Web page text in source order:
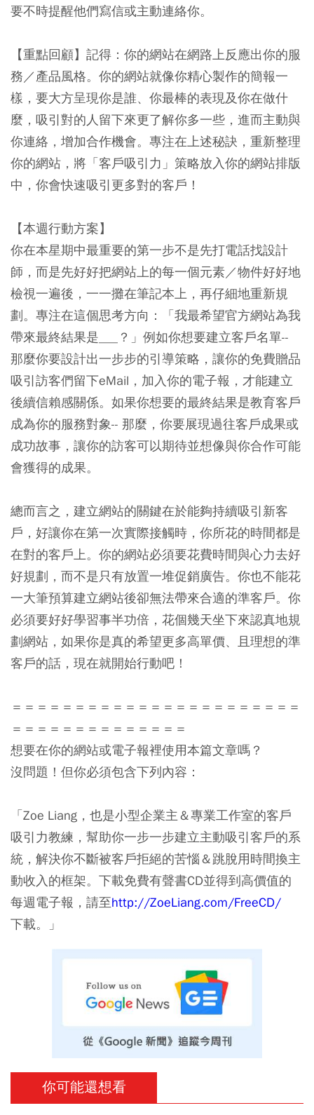
要不時提醒他們寫信或主動連絡你。
【重點回顧】 記得：你的網站在網路上反應出你的服
務／產品風格。你的網站就像你精心製作的簡報一
樣 ， 要大方呈現你是誰、你最棒的表現及你在做什
麼，吸引對的人留下來更了解你多一些，進而主動與
你連絡，增加合作機會。 專注在上述秘訣，重新整理
你的網站，將「客戶吸引力」策略放入你的網站排版
中，你會快速吸引更多對的客戶！
【本週行動方案】
你在本星期中最重要的第一步不是先打電話找設計
師，而是先好好把網站上的每一個元素／物件好好地
檢視一遍後，一一攤在筆記本上，再仔細地重新規
劃。 專注在這個思考方向：「我最希望官方網站為我
帶來最終結果是___？」例如你想要建立客戶名單--
那麼你要設計出一步步的引導策略，讓你的免費贈品
吸引訪客們留下eMail，加入你的電子報，才能建立
後續信賴感關係。如果你想要的最終結果是教育客戶
成為你的服務對象-- 那麼，你要展現過往客戶成果或
成功故事，讓你的訪客可以期待並想像與你合作可能
會獲得的成果。
總而言之，建立網站的關鍵在於能夠持續吸引新客
戶，好讓你在第一次實際接觸時，你所花的時間都是
在對的客戶上。 你的網站必須要花費時間與心力去好
好規劃，而不是只有放置一堆促銷廣告。你也不能花
一大筆預算建立網站後卻無法帶來合適的準客戶。你
必須要好好學習事半功倍，花個幾天坐下來認真地規
劃網站，如果你是真的希望更多高單價、且理想的準
客戶的話，現在就開始行動吧！
＝＝＝＝＝＝＝＝＝＝＝＝＝＝＝＝＝＝＝＝＝＝＝
＝＝＝＝＝＝＝＝＝＝＝＝＝＝
想要在你的網站或電子報裡使用本篇文章嗎？
沒問題！但你必須包含下列內容：
「Zoe Liang，也是小型企業主＆專業工作室的客戶
吸引力教練，幫助你一步一步建立主動吸引客戶的系
統，解決你不斷被客戶拒絕的苦惱＆跳脫用時間換主
動收入的框架。下載免費有聲書CD並得到高價值的
每週電子報，請至http://ZoeLiang.com/FreeCD/
下載。」
你可能還想看